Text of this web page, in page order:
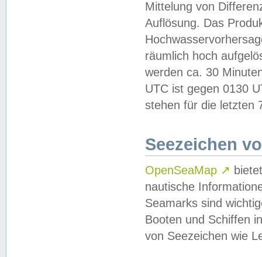
Mittelung von
Auflösung. Das
räumlich hoch
werden ca. 30
UTC ist gegen 0130
stehen für die letzten
Seezeichen
OpenSeaMap ↗
nautische
Seamarks sind
Booten und Schiffen
von Seezeichen wie